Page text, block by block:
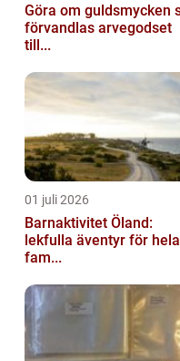
Göra om guldsmycken så
förvandlas arvegodset
till...
01 juli 2026
Barnaktivitet Öland:
lekfulla äventyr för hela
fam...